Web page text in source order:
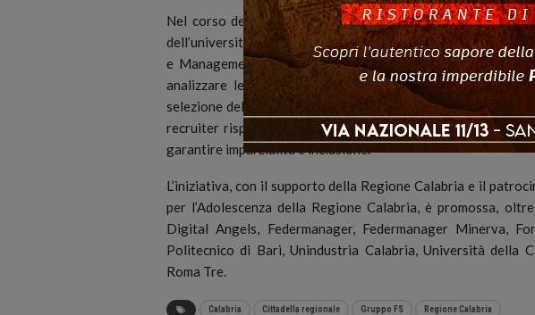
Nel corso del convegno, il dipartimento di Ingegneria
dell’università della Calabria, in collaborazione con il
e Management del Politecnico di Bari presenteranno la
analizzare le percezioni dei recruiter sul ruolo
selezione del personale. In particolare, lo studio ha indagato
recruiter rispetto ai bias di genere e la fiducia riposta nei
garantire imparzialità e inclusione.
L’iniziativa, con il supporto della Regione Calabria e il
per l’Adolescenza della Regione Calabria, è promossa,
Digital Angels, Federmanager, Federmanager Minerva,
Politecnico di Bari, Unindustria Calabria, Università della
Roma Tre.
Calabria Cittadella regionale Gruppo FS Regione Calabria